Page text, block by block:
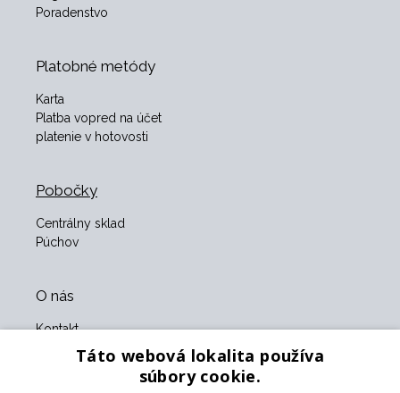
Poradenstvo
Platobné metódy
Karta
Platba vopred na účet
platenie v hotovosti
Pobočky
Centrálny sklad
Púchov
O nás
Kontakt
Obchodné podmienky
Táto webová lokalita používa
súbory cookie.